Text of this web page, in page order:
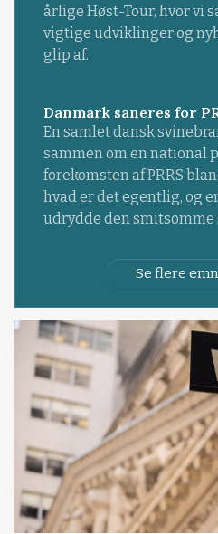
årlige Høst-Tour, hvor vi
vigtige udviklinger og
glip af.
Danmark saneres for
En samlet dansk
sammen om en national
forekomsten af PRRS
hvad er det egentlig, og
udrydde den smitsomme
Se flere